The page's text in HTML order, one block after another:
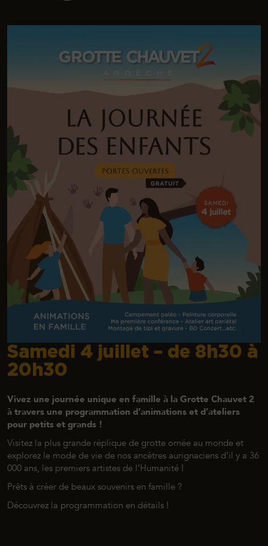
Samedi 4 juillet – de 8h30 à
20h30
Vivez une journée unique en famille à la Grotte Chauvet 2
à travers une programmation d’animations et d’ateliers
pour petits et grands !
Visitez la plus grande réplique de grotte ornée au monde et
explorez le mode de vie de nos ancêtres aurignaciens d’il y a 36
000 ans, les premiers artistes de l’Humanité !
Prêts à créer de beaux souvenirs en famille ?
Découvrez la programmation en détails !